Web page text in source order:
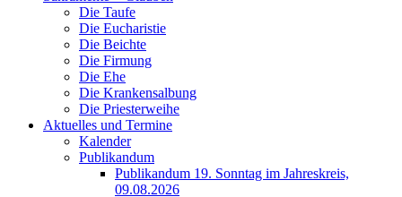
Die Taufe
Die Eucharistie
Die Beichte
Die Firmung
Die Ehe
Die Krankensalbung
Die Priesterweihe
Aktuelles und Termine
Kalender
Publikandum
Publikandum 19. Sonntag im Jahreskreis,
09.08.2026